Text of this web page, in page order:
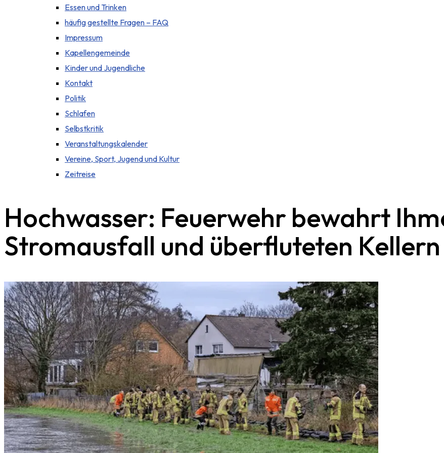
Essen und Trinken
häufig gestellte Fragen – FAQ
Impressum
Kapellengemeinde
Kinder und Jugendliche
Kontakt
Politik
Schlafen
Selbstkritik
Veranstaltungskalender
Vereine, Sport, Jugend und Kultur
Zeitreise
Hochwasser: Feuerwehr bewahrt
Stromausfall und überfluteten Kellern